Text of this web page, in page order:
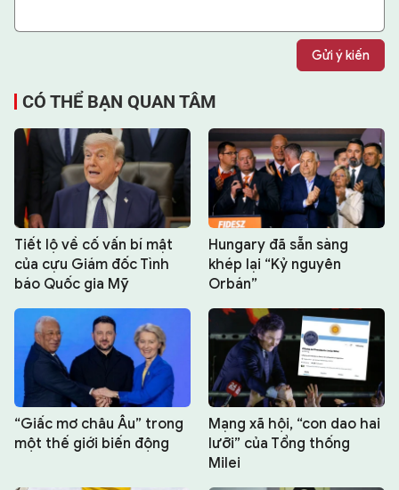
Gửi ý kiến
CÓ THỂ BẠN QUAN TÂM
Tiết lộ về cố vấn bí mật
của cựu Giám đốc Tình
báo Quốc gia Mỹ
Hungary đã sẵn sàng
khép lại “Kỷ nguyên
Orbán”
“Giấc mơ châu Âu” trong
một thế giới biến động
Mạng xã hội, “con dao hai
lưỡi” của Tổng thống
Milei